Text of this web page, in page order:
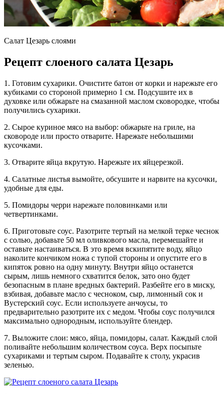
Салат Цезарь слоями
Рецепт слоеного салата Цезарь
1. Готовим сухарики. Очистите батон от корки и нарежьте его
кубиками со стороной примерно 1 см. Подсушите их в
духовке или обжарьте на смазанной маслом сковородке, чтобы
получились сухарики.
2. Сырое куриное мясо на выбор: обжарьте на гриле, на
сковороде или просто отварите. Нарежьте небольшими
кусочками.
3. Отварите яйца вкрутую. Нарежьте их яйцерезкой.
4. Салатные листья вымойте, обсушите и нарвите на кусочки,
удобные для еды.
5. Помидоры черри нарежьте половинками или
четвертинками.
6. Приготовьте соус. Разотрите тертый на мелкой терке чеснок
с солью, добавьте 50 мл оливкового масла, перемешайте и
оставьте настаиваться. В это время вскипятите воду, яйцо
наколите кончиком ножа с тупой стороны и опустите его в
кипяток ровно на одну минуту. Внутри яйцо останется
сырым, лишь немного схватится белок, зато оно будет
безопасным в плане вредных бактерий. Разбейте его в миску,
взбивая, добавьте масло с чесноком, сыр, лимонный сок и
Вустерский соус. Если используете анчоусы, то
предварительно разотрите их с медом. Чтобы соус получился
максимально однородным, используйте блендер.
7. Выложите слои: мясо, яйца, помидоры, салат. Каждый слой
поливайте небольшим количеством соуса. Верх посыпьте
сухариками и тертым сыром. Подавайте к столу, украсив
зеленью.